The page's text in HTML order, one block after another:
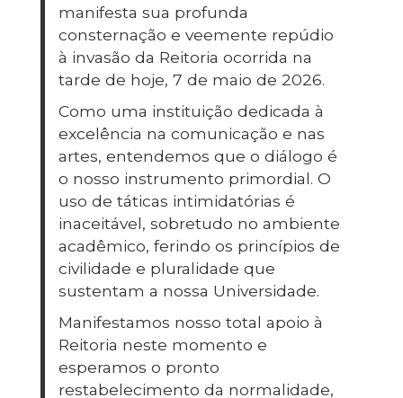
manifesta sua profunda
consternação e veemente repúdio
à invasão da Reitoria ocorrida na
tarde de hoje, 7 de maio de 2026.
Como uma instituição dedicada à
excelência na comunicação e nas
artes, entendemos que o diálogo é
o nosso instrumento primordial. O
uso de táticas intimidatórias é
inaceitável, sobretudo no ambiente
acadêmico, ferindo os princípios de
civilidade e pluralidade que
sustentam a nossa Universidade.
Manifestamos nosso total apoio à
Reitoria neste momento e
esperamos o pronto
restabelecimento da normalidade,